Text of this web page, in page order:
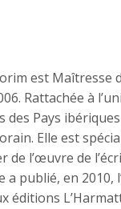
est Maîtresse
Rattachée à
des Pays
Elle est
de l’œuvre de
a publié, en 2010,
éditions